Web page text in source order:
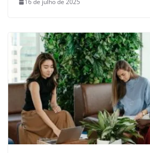
16 de julho de 2025